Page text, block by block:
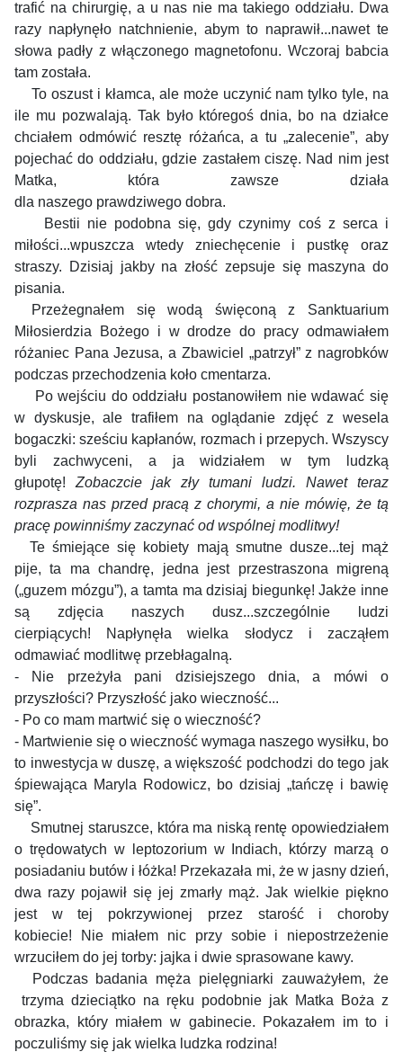
trafić na chirurgię, a u nas nie ma takiego oddziału. Dwa
razy napłynęło natchnienie, abym to naprawił...nawet te
słowa padły z włączonego magnetofonu. Wczoraj babcia
tam została.
To oszust i kłamca, ale może uczynić nam tylko tyle, na
ile mu pozwalają. Tak było któregoś dnia, bo na działce
chciałem odmówić resztę różańca, a tu „zalecenie”, aby
pojechać do oddziału, gdzie zastałem ciszę. Nad nim jest
Matka, która
zawsze działa
dla naszego prawdziwego dobra.
Bestii nie podobna się, gdy czynimy coś z serca i
miłości...wpuszcza wtedy zniechęcenie i pustkę oraz
straszy. Dzisiaj jakby na złość zepsuje się maszyna do
pisania.
Przeżegnałem się wodą święconą z Sanktuarium
Miłosierdzia Bożego i w drodze do pracy odmawiałem
różaniec Pana Jezusa, a Zbawiciel „patrzył” z nagrobków
podczas przechodzenia koło cmentarza.
Po wejściu do oddziału postanowiłem nie wdawać się
w dyskusje, ale trafiłem na oglądanie zdjęć z wesela
bogaczki: sześciu kapłanów, rozmach i przepych. Wszyscy
byli zachwyceni, a ja widziałem w tym ludzką
głupotę! Zobaczcie jak zły tumani ludzi. Nawet teraz
rozprasza nas przed pracą z chorymi, a nie mówię, że tą
pracę powinniśmy zaczynać od wspólnej modlitwy!
Te śmiejące się kobiety mają smutne dusze...tej mąż
pije, ta ma chandrę, jedna jest przestraszona migreną
(„guzem mózgu”), a tamta ma dzisiaj biegunkę!Jakże inne
są zdjęcia naszych dusz...szczególnie ludzi
cierpiących!
Napłynęła wielka słodycz i zacząłem
odmawiać modlitwę przebłagalną.
- Nie przeżyła pani dzisiejszego dnia, a mówi o
przyszłości? Przyszłość jako wieczność...
- Po co mam martwić się o wieczność?
- Martwienie się o wieczność wymaga naszego wysiłku, bo
to inwestycja w duszę, a większość podchodzi do tego jak
śpiewająca Maryla Rodowicz, bo dzisiaj „tańczę i bawię
się”.
Smutnej staruszce, która ma niską rentę opowiedziałem
o trędowatych w leptozorium w Indiach, którzy marzą o
posiadaniu butów i łóżka! Przekazała mi, że w jasny dzień,
dwa razy pojawił się jej zmarły mąż. Jak wielkie piękno
jest w tej pokrzywionej przez starość i choroby
kobiecie! Nie miałem nic przy sobie i niepostrzeżenie
wrzuciłem do jej torby: jajka i dwie sprasowane kawy.
Podczas badania męża pielęgniarki zauważyłem, że
trzyma dzieciątko na ręku podobnie jak Matka Boża z
obrazka, który miałem w gabinecie. Pokazałem im to i
poczuliśmy się jak wielka ludzka rodzina!